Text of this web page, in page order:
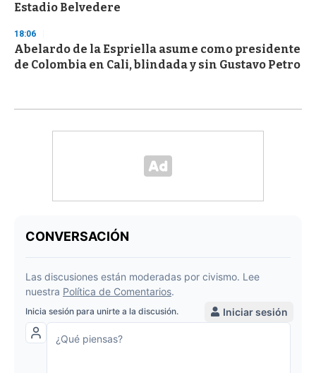
Estadio Belvedere
18:06
Abelardo de la Espriella asume como presidente
de Colombia en Cali, blindada y sin Gustavo Petro